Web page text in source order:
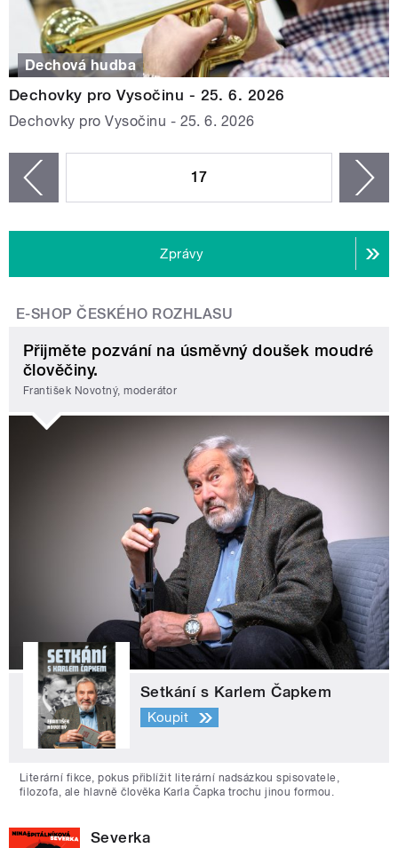
Dechová hudba
Dechovky pro Vysočinu - 25. 6. 2026
Dechovky pro Vysočinu - 25. 6. 2026
17
Zprávy
E-SHOP ČESKÉHO ROZHLASU
Přijměte pozvání na úsměvný doušek moudré
člověčiny.
František Novotný, moderátor
Setkání s Karlem Čapkem
Koupit
Literární fikce, pokus přiblížit literární nadsázkou spisovatele,
filozofa, ale hlavně člověka Karla Čapka trochu jinou formou.
Severka